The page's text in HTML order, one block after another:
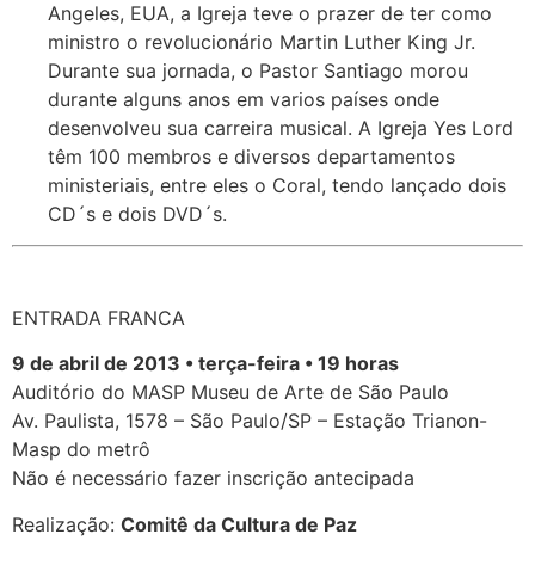
Angeles, EUA, a Igreja teve o prazer de ter como
ministro o revolucionário Martin Luther King Jr.
Durante sua jornada, o Pastor Santiago morou
durante alguns anos em varios países onde
desenvolveu sua carreira musical. A Igreja Yes Lord
têm 100 membros e diversos departamentos
ministeriais, entre eles o Coral, tendo lançado dois
CD´s e dois DVD´s.
ENTRADA FRANCA
9 de abril de 2013 • terça-feira • 19 horas
Auditório do MASP Museu de Arte de São Paulo
Av. Paulista, 1578 – São Paulo/SP – Estação Trianon-
Masp do metrô
Não é necessário fazer inscrição antecipada
Realização: Comitê da Cultura de Paz